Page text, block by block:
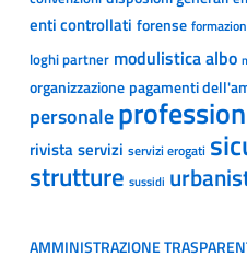
enti controllati forense
loghi partner modulistica albo
organizzazione pagamenti
personale
rivistaservizi servizi erogati
strutture sussidi
AMMINISTRAZIONE